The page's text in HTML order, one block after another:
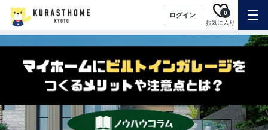
ログイン
お気に入り
0